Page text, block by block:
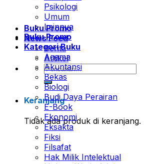
Buku Promo
News Feed
Berita
Artikel
Pencarian
untuk:
Keranjang
Tidak ada produk di keranjang.
Psikologi
Umum
Lainnya
Buku Promo
Kategori Buku
Agama
Akuntansi
Bekas
Biologi
Budi Daya Perairan
E-Book
Ekonomi
Eksakta
Fiksi
Filsafat
Hak Milik Intelektual